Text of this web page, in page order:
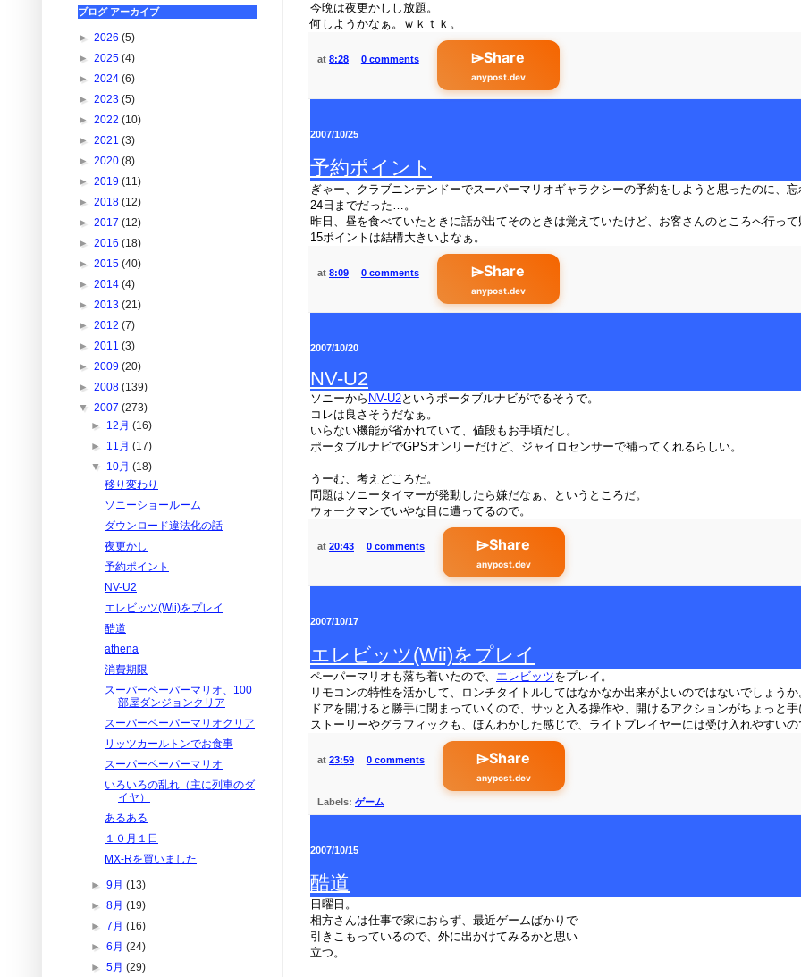
今晩は夜更かしし放題。
何しようかなぁ。ｗｋｔｋ。
at 8:28 0 comments ⌲Share
anypost.dev
2007/10/25
予約ポイント
ぎゃー、クラブニンテンドーでスーパーマリオギャラクシーの予約をしようと思ったのに、忘
24日までだった…。
昨日、昼を食べていたときに話が出てそのときは覚えていたけど、お客さんのところへ行っ
15ポイントは結構大きいよなぁ。
at 8:09 0 comments ⌲Share
anypost.dev
2007/10/20
NV-U2
ソニーから NV-U2というポータブルナビがでるそうで。
コレは良さそうだなぁ。
いらない機能が省かれていて、値段もお手頃だし。
ポータブルナビでGPSオンリーだけど、ジャイロセンサーで補ってくれるらしい。
うーむ、考えどころだ。
問題はソニータイマーが発動したら嫌だなぁ、というところだ。
ウォークマンでいやな目に遭ってるので。
at 20:43 0 comments ⌲Share
anypost.dev
2007/10/17
エレビッツ(Wii)をプレイ
ペーパーマリオも落ち着いたので、 エレビッツをプレイ。
リモコンの特性を活かして、ロンチタイトルしてはなかなか出来がよいのではないでしょうか
ドアを開けると勝手に閉まっていくので、サッと入る操作や、開けるアクションがちょっと手
ストーリーやグラフィックも、ほんわかした感じで、ライトプレイヤーには受け入れやすいの
at 23:59 0 comments ⌲Share
anypost.dev
Labels: ゲーム
2007/10/15
酷道
日曜日。
相方さんは仕事で家におらず、最近ゲームばかりで
引きこもっているので、外に出かけてみるかと思い
立つ。
ブログ アーカイブ
► 2026 (5)
► 2025 (4)
► 2024 (6)
► 2023 (5)
► 2022 (10)
► 2021 (3)
► 2020 (8)
► 2019 (11)
► 2018 (12)
► 2017 (12)
► 2016 (18)
► 2015 (40)
► 2014 (4)
► 2013 (21)
► 2012 (7)
► 2011 (3)
► 2009 (20)
► 2008 (139)
▼ 2007 (273)
► 12月(16)
► 11月(17)
▼ 10月(18)
移り変わり
ソニーショールーム
ダウンロード違法化の話
夜更かし
予約ポイント
NV-U2
エレビッツ(Wii)をプレイ
酷道
athena
消費期限
スーパーペーパーマリオ、100
部屋ダンジョンクリア
スーパーペーパーマリオクリア
リッツカールトンでお食事
スーパーペーパーマリオ
いろいろの乱れ（主に列車のダ
イヤ）
あるある
１０月１日
MX-Rを買いました
►9月(13)
►8月(19)
►7月(16)
►6月(24)
►5月(29)